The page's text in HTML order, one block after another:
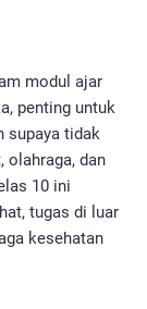
modul ajar
penting untuk
supaya tidak
olahraga, dan
10 ini
tugas di luar
kesehatan